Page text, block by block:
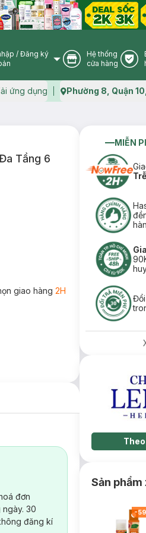
User Icon
/ Đăng ký
Store Icon
Hệ thống
cửa hàng
ứng dụng Phường 8, Quận
Tầng 6
giao hàng 2H
đơn
30
đăng kí
MIỄN
Sản
-59